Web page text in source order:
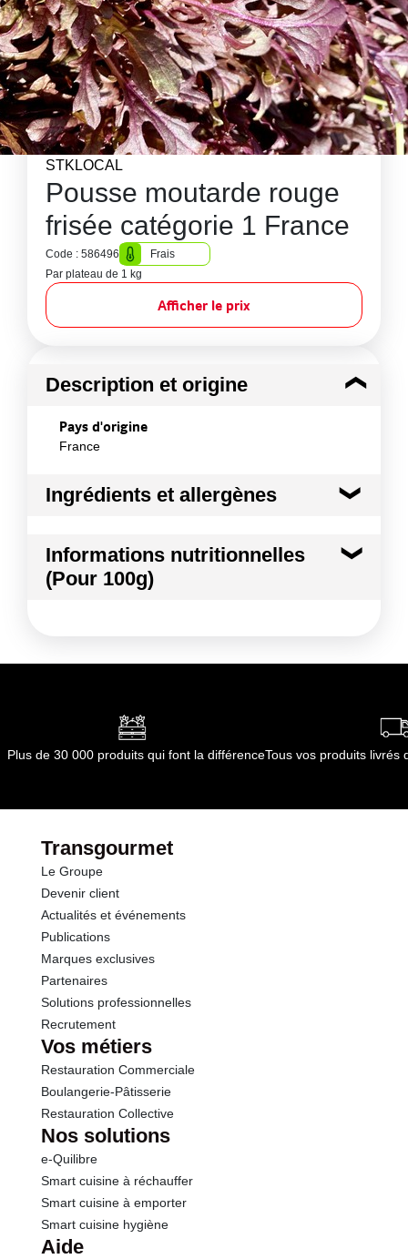
STKLOCAL
Pousse moutarde rouge
frisée catégorie 1 France
Code : 586496
Frais
Par plateau de 1 kg
Afficher le prix
Description et origine
Pays d'origine
France
Ingrédients et allergènes
POUSSE MOUTARDE ROUGE
Conformément aux informations transmises
Informations nutritionnelles
(Pour 100g)
Kilojoules 75 kj
dont Acides gras saturés 0.00 g
dont Sucres
Fibres
Protéines
Sel
Sodium
Plus de 30 000 produits qui font la différenceTous vos produits livrés
Transgourmet
Le Groupe
Devenir client
Actualités et événements
Publications
Marques exclusives
Partenaires
Solutions professionnelles
Recrutement
Vos métiers
Restauration Commerciale
Boulangerie-Pâtisserie
Restauration Collective
Nos solutions
e-Quilibre
Smart cuisine à réchauffer
Smart cuisine à emporter
Smart cuisine hygiène
Aide